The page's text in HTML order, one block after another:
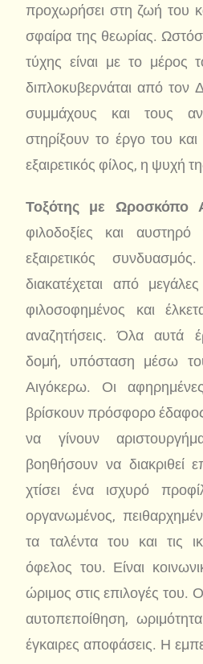
προχωρήσει στη ζωή του
σφαίρα της θεωρίας.
τύχης είναι με το μέρος
διπλοκυβερνάται από τον
συμμάχους και τους
στηρίξουν το έργο του
εξαιρετικός φίλος, η ψυχή
Τοξότης με Ωροσκόπο
φιλοδοξίες και
εξαιρετικός
διακατέχεται από
φιλοσοφημένος και
αναζητήσεις. Όλα αυτά
δομή, υπόσταση μέσω
Αιγόκερω. Οι
βρίσκουν πρόσφορο
να γίνουν
βοηθήσουν να διακριθεί
χτίσει ένα ισχυρό
οργανωμένος,
τα ταλέντα του και τις
όφελος του. Είναι
ώριμος στις επιλογές του.
αυτοπεποίθηση,
έγκαιρες αποφάσεις. Η